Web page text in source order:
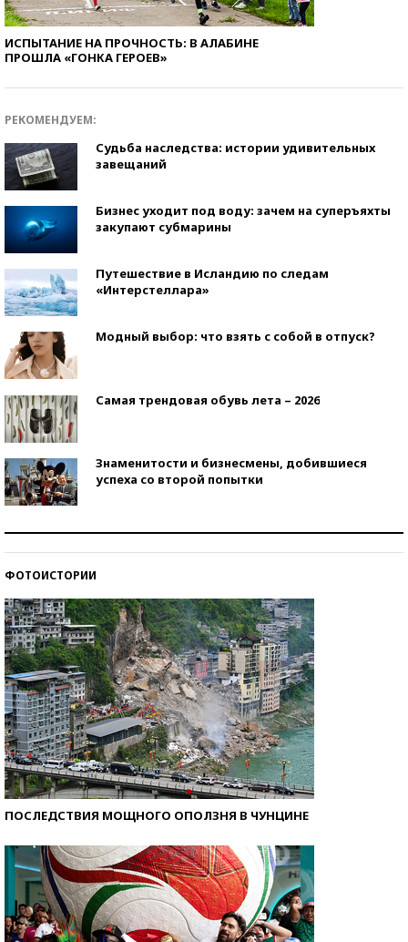
ИСПЫТАНИЕ НА ПРОЧНОСТЬ: В АЛАБИНЕ
ПРОШЛА «ГОНКА ГЕРОЕВ»
РЕКОМЕНДУЕМ:
Судьба наследства: истории удивительных
завещаний
Бизнес уходит под воду: зачем на суперъяхты
закупают субмарины
Путешествие в Исландию по следам
«Интерстеллара»
Модный выбор: что взять с собой в отпуск?
Самая трендовая обувь лета – 2026
Знаменитости и бизнесмены, добившиеся
успеха со второй попытки
ФОТОИСТОРИИ
ПОСЛЕДСТВИЯ МОЩНОГО ОПОЛЗНЯ В ЧУНЦИНЕ